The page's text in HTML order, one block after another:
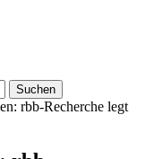
rbb-Recherche legt